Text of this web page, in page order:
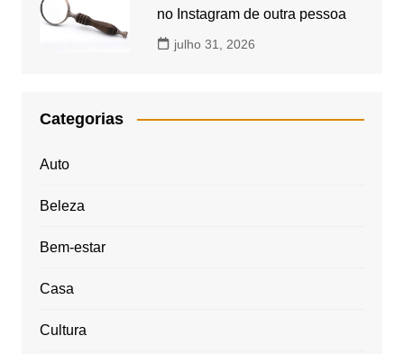
no Instagram de outra pessoa
julho 31, 2026
Categorias
Auto
Beleza
Bem-estar
Casa
Cultura